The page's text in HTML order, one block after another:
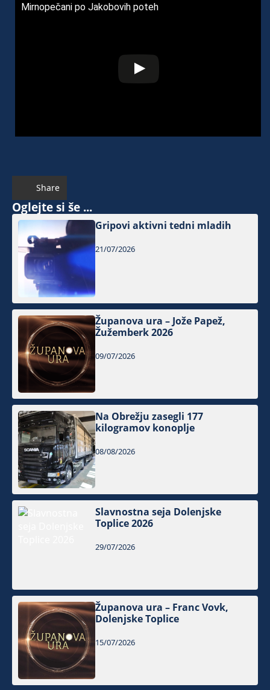
Mirnopečani po Jakobovih poteh
Share
Oglejte si še ...
Gripovi aktivni tedni mladih
21/07/2026
Županova ura – Jože Papež,
Žužemberk 2026
09/07/2026
Na Obrežju zasegli 177
kilogramov konoplje
08/08/2026
Slavnostna seja Dolenjske
Toplice 2026
29/07/2026
Županova ura – Franc Vovk,
Dolenjske Toplice
15/07/2026